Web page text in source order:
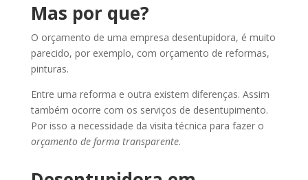
Mas por que?
O orçamento de uma empresa desentupidora, é muito
parecido, por exemplo, com orçamento de reformas,
pinturas.
Entre uma reforma e outra existem diferenças. Assim
também ocorre com os serviços de desentupimento.
Por isso a necessidade da visita técnica para fazer o
orçamento de forma transparente.